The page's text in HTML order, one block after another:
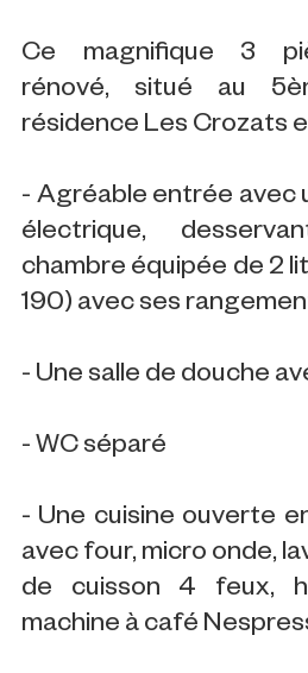
Ce magnifique 3
rénové, situé au
résidence Les Crozats
- Agréable entrée avec
électrique,
chambre équipée de 2
190) avec ses
- Une salle de douche
- WC séparé
- Une cuisine ouverte
avec four, micro onde,
de cuisson 4 feux,
machine à café